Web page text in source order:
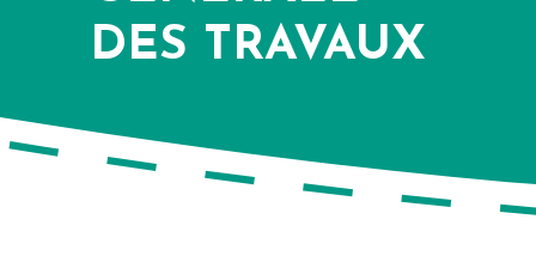
DES TRAVAUX